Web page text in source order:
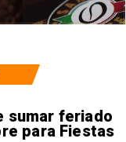
sumar feriado
para Fiestas